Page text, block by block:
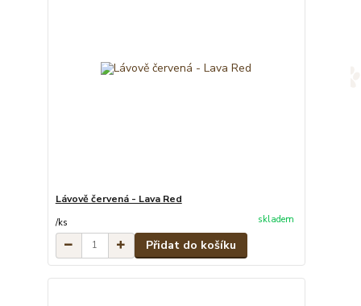
Lávově červená - Lava Red
/ks skladem
Přidat do košíku